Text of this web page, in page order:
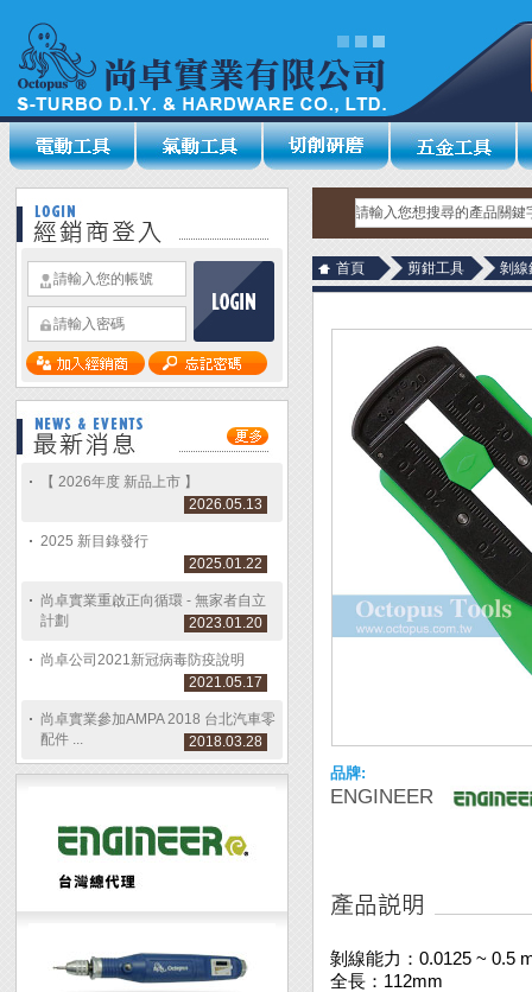
【 2026年度 新品上市 】
2026.05.13
2025 新目錄發行
2025.01.22
尚卓實業重啟正向循環 - 無家者自立
計劃
2023.01.20
尚卓公司2021新冠病毒防疫說明
2021.05.17
尚卓實業參加AMPA 2018 台北汽車零
配件 ...
2018.03.28
首頁 剪鉗工具 剝線
品牌:
ENGINEER
剝線能力：0.0125 ~ 0.5
全長：112mm